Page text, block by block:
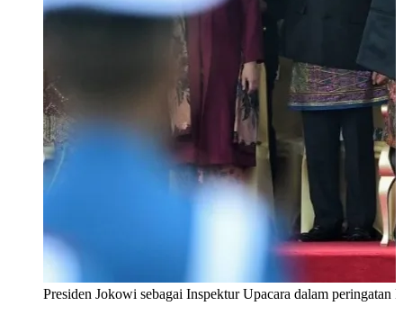
Presiden Jokowi sebagai Inspektur Upacara dalam